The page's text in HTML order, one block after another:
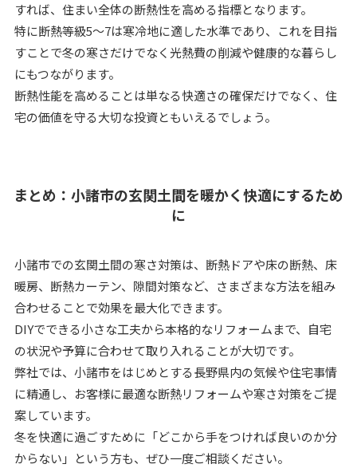
すれば、住まい全体の断熱性を高める指標となります。
特に断熱等級5～7は寒冷地に適した水準であり、これを目指
すことで冬の寒さだけでなく光熱費の削減や健康的な暮らし
にもつながります。
断熱性能を高めることは単なる快適さの確保だけでなく、住
宅の価値を守る大切な投資ともいえるでしょう。
まとめ：小諸市の玄関土間を暖かく快適にするため
に
小諸市での玄関土間の寒さ対策は、断熱ドアや床の断熱、床
暖房、断熱カーテン、隙間対策など、さまざまな方法を組み
合わせることで効果を最大化できます。
DIYでできる小さな工夫から本格的なリフォームまで、自宅
の状況や予算に合わせて取り入れることが大切です。
弊社では、小諸市をはじめとする長野県内の気候や住宅事情
に精通し、お客様に最適な断熱リフォームや寒さ対策をご提
案しています。
冬を快適に過ごすために「どこから手をつければ良いのか分
からない」という方も、ぜひ一度ご相談ください。